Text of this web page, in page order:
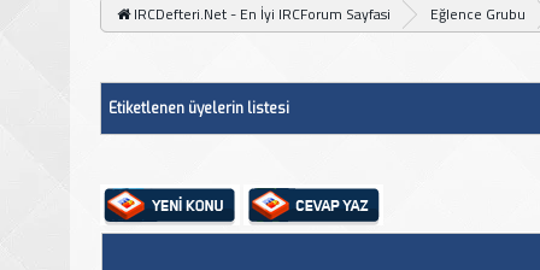
IRCDefteri.Net - En İyi IRCForum Sayfasi Eğlence Grubu
Etiketlenen üyelerin listesi